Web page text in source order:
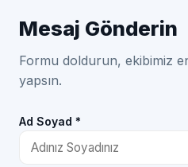
Mesaj Gönderin
Formu doldurun, ekibimiz
yapsın.
Ad Soyad *